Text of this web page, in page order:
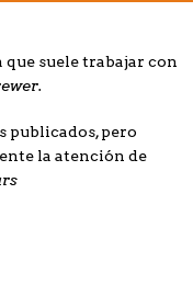
que suele trabajar con
publicados, pero
la atención de